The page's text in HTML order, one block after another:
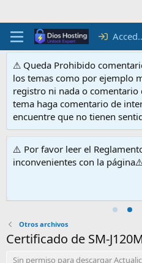
Acceder
⚠ Queda Prohibido
los temas como por ejemplo
registro ni nada o
tema haga comentario de
encuentre que no tienen
⚠️ Por favor leer el
inconvenientes con la
Otros archivos
Certificado de SM-
Sin permiso para descargar